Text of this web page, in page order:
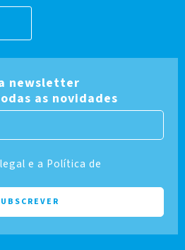
newsletter
as novidades
e a Política de